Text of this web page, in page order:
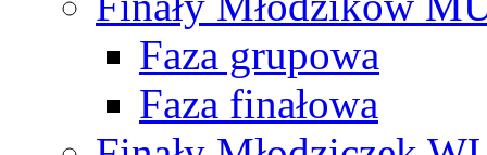
Faza grupowa
Faza finałowa